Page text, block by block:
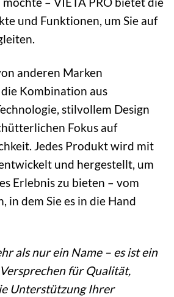
und Funktionen, um Sie auf
anderen Marken
Kombination aus
stilvollem Design
Fokus auf
Jedes Produkt wird mit
und hergestellt, um
Erlebnis zu bieten – vom
in dem Sie es in die Hand
als nur ein Name – es ist ein
für Qualität,
Unterstützung Ihrer